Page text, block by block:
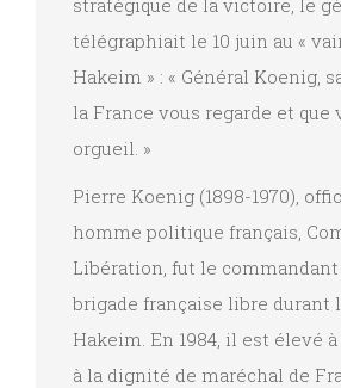
télégraphiait le 10 juin au «
Hakeim » : « Général Koenig,
la France vous regarde et que
orgueil. »
Pierre Koenig (1898-1970),
homme politique français,
Libération, fut le commandant
brigade française libre durant
Hakeim. En 1984, il est élevé
à la dignité de maréchal de